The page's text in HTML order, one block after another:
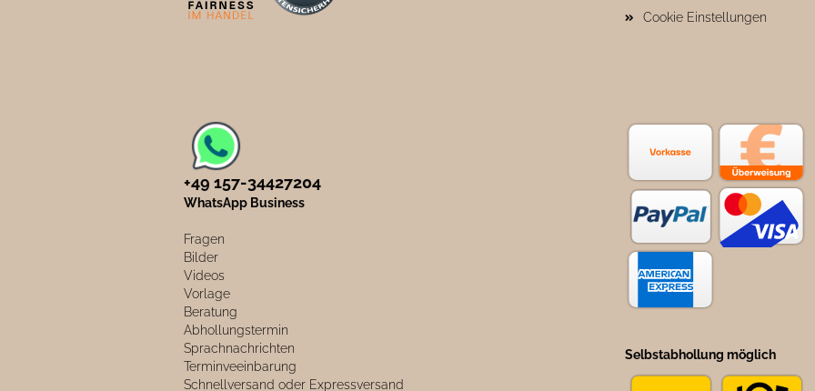
Cookie Einstellungen
+49 157-34427204​
WhatsApp Business
Fragen
Bilder
Videos
Vorlage
Beratung
Abhollungstermin
Sprachnachrichten
Terminveeinbarung
Schnellversand oder Expressversand
Selbstabhollung möglich